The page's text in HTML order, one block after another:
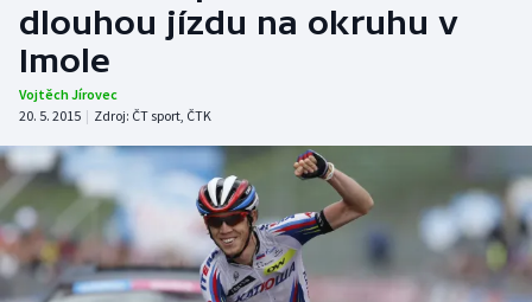
DALŠÍ SPORTY
Americký fotbal
Baseball a softbal
Basketbal
Biatlon
NEPŘEHLÉDNĚTE
Soutěže
Historické návraty
Aplikace ČT sport
dlouhou jízdu na okruhu v
Imole
Vojtěch Jírovec
20. 5. 2015 | Zdroj: ČT sport, ČTK